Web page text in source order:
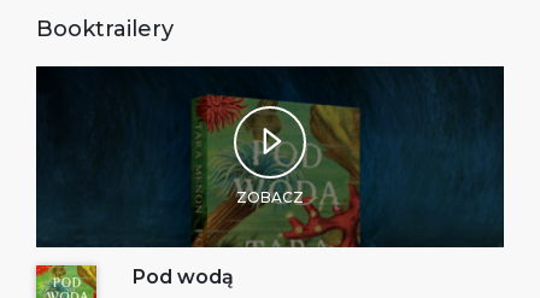
Booktrailery
ZOBACZ
Pod wodą